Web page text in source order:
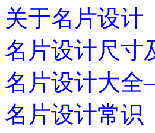
关于名片设计
名片设计尺寸
名片设计大
名片设计常识